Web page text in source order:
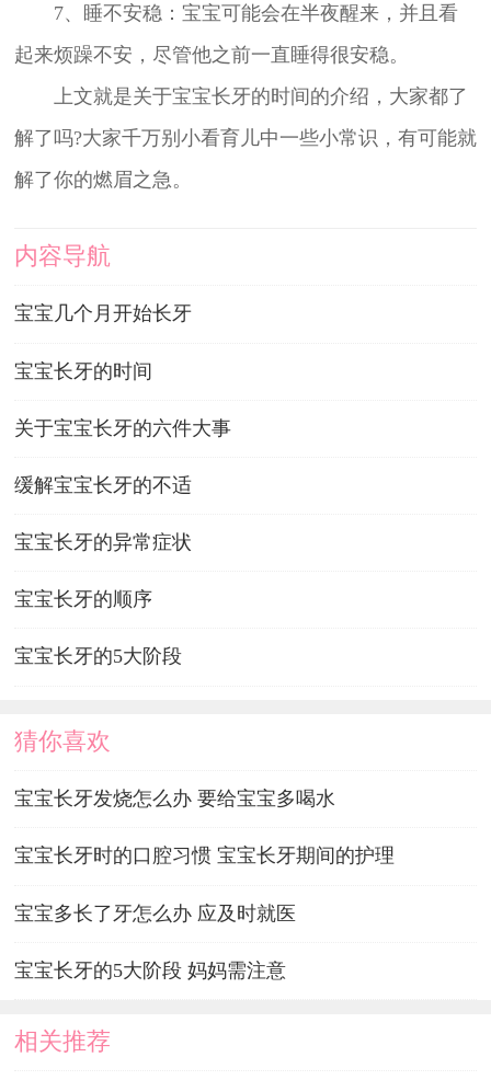
7、睡不安稳：宝宝可能会在半夜醒来，并且看
起来烦躁不安，尽管他之前一直睡得很安稳。
上文就是关于宝宝长牙的时间的介绍，大家都了
解了吗?大家千万别小看育儿中一些小常识，有可能就
解了你的燃眉之急。
内容导航
宝宝几个月开始长牙
宝宝长牙的时间
关于宝宝长牙的六件大事
缓解宝宝长牙的不适
宝宝长牙的异常症状
宝宝长牙的顺序
宝宝长牙的5大阶段
猜你喜欢
宝宝长牙发烧怎么办 要给宝宝多喝水
宝宝长牙时的口腔习惯 宝宝长牙期间的护理
宝宝多长了牙怎么办 应及时就医
宝宝长牙的5大阶段 妈妈需注意
相关推荐